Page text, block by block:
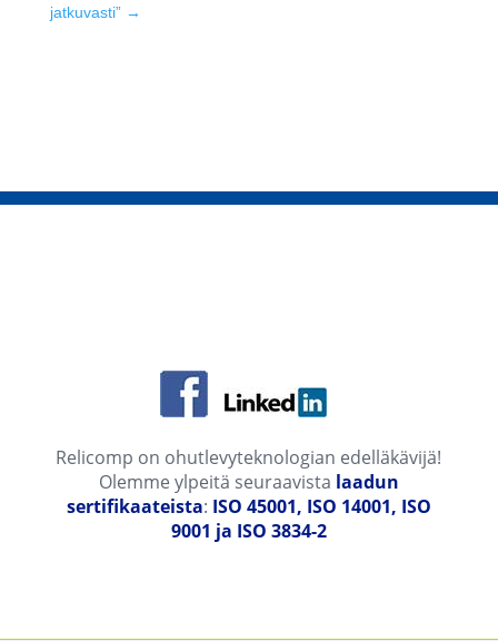
jatkuvasti”→
Relicomp on ohutlevyteknologian edelläkävijä!
Olemme ylpeitä seuraavista laadun
sertifikaateista: ISO 45001, ISO 14001, ISO
9001 ja ISO 3834-2